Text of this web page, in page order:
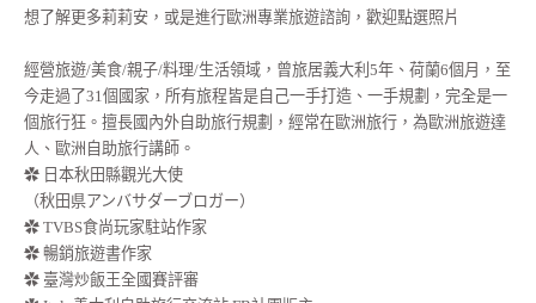
想了解更多莉莉安，或是進行歐洲專業旅遊諮詢，歡迎點選照片
經營旅遊/美食/親子/料理/生活領域，曾旅居義大利5年、荷蘭6個月，至
今走過了31個國家，所有旅程皆是自己一手打造、一手規劃，完全是一
個旅行狂。擅長國內外自助旅行規劃，經常在歐洲旅行，為歐洲旅遊達
人、歐洲自助旅行講師。
✿ 日本秋田縣觀光大使
（秋田県アンバサダーブロガー）
✿ TVBS食尚玩家駐站作家
✿ 暢銷旅遊書作家
✿ 臺灣炒飯王全國賽評審